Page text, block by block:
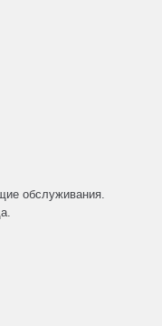
обслуживания.